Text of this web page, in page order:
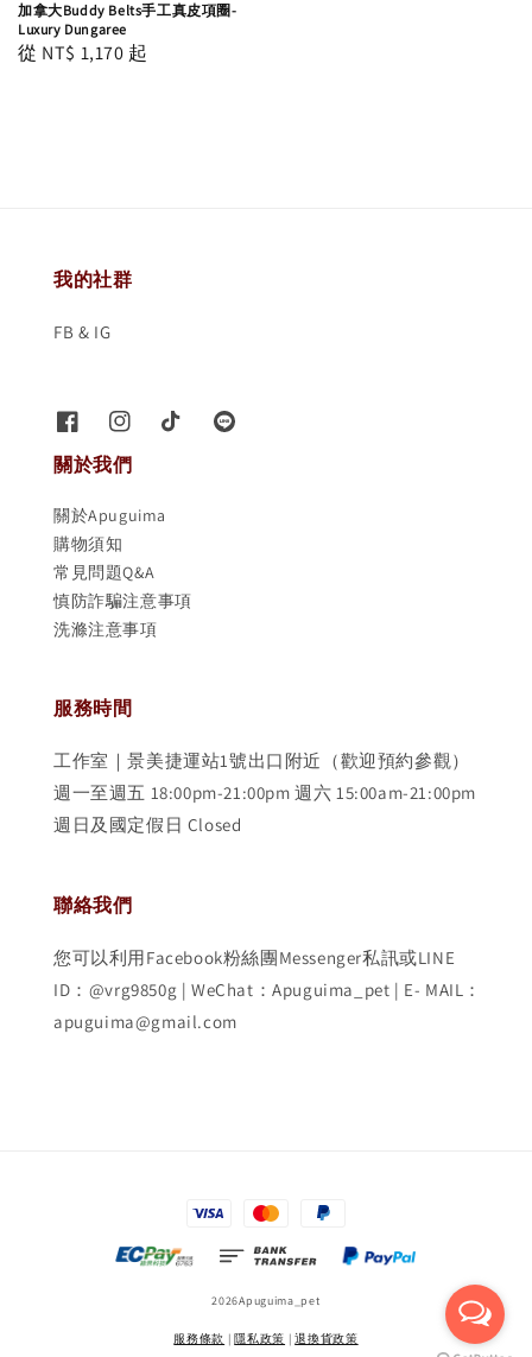
加拿大Buddy Belts手工真皮項圈-
Luxury Dungaree
Regular
從 NT$ 1,170 起
我的社群
FB & IG
關於我們
關於Apuguima
購物須知
常見問題Q&A
慎防詐騙注意事項
洗滌注意事項
服務時間
工作室｜景美捷運站1號出口附近（歡迎預約參觀）
週一至週五 18:00pm-21:00pm 週六 15:00am-21:00pm
週日及國定假日 Closed
聯絡我們
您可以利用Facebook粉絲團Messenger私訊或LINE
ID：@vrg9850g | WeChat：Apuguima_pet | E- MAIL：
apuguima@gmail.com
2026Apuguima_pet
服務條款 |隱私政策 |退換貨政策